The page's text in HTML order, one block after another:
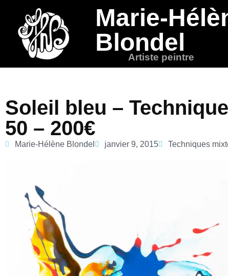
Marie-
Blondel
Artiste peintre
Soleil bleu –
50 – 200€
Marie-Hélène Blondel janvier 9, 2015 Techniques